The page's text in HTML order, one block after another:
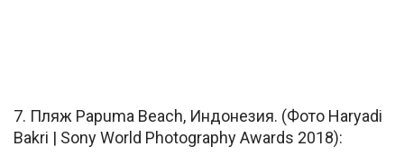
7. Пляж Papuma Beach, Индонезия. (Фото Haryadi
Bakri | Sony World Photography Awards 2018):